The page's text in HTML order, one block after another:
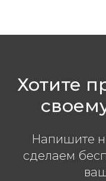
Хотите
Напишите
сделаем